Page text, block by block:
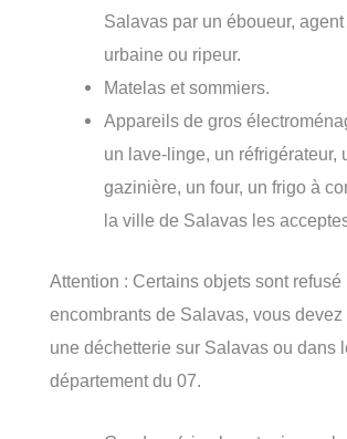
Salavas par un éboueur,
urbaine ou ripeur.
Matelas et sommiers.
Appareils de gros
un lave-linge, un réfrigérateur,
gazinière, un four, un frigo à
la ville de Salavas les
Attention : Certains objets sont refusé
encombrants de Salavas, vous
une déchetterie sur Salavas ou dans
département du 07.